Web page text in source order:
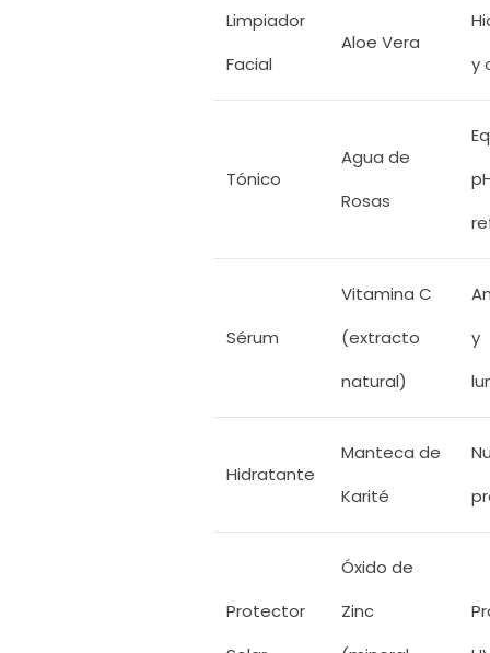
Limpiador
Facial
Aloe Vera
y
Tónico
Agua de
Rosas
Sérum
Vitamina C
(extracto
natural)
y
Hidratante
Manteca de
Karité
Protector
Óxido de
Zinc